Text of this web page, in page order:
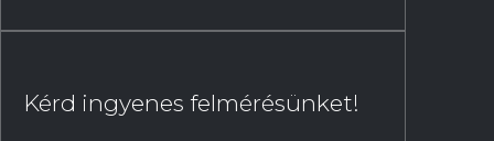
Kérd ingyenes felmérésünket!